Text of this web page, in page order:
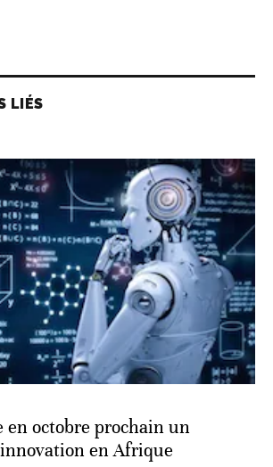
LIÉS
octobre prochain un
en Afrique